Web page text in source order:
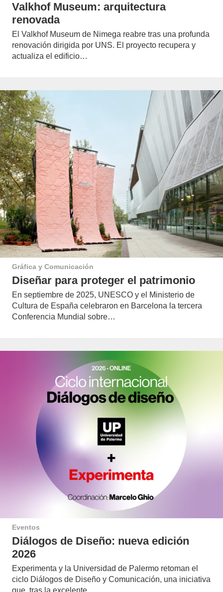
Valkhof Museum: arquitectura
renovada
El Valkhof Museum de Nimega reabre tras una profunda
renovación dirigida por UNS. El proyecto recupera y
actualiza el edificio…
Gráfica y Comunicación
Diseñar para proteger el patrimonio
En septiembre de 2025, UNESCO y el Ministerio de
Cultura de España celebraron en Barcelona la tercera
Conferencia Mundial sobre…
Eventos
Diálogos de Diseño: nueva edición
2026
Experimenta y la Universidad de Palermo retoman el
ciclo Diálogos de Diseño y Comunicación, una iniciativa
que, tras la excelente…